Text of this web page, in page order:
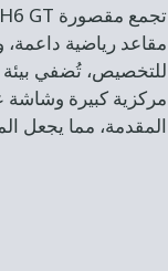
مقاعد رياضية
للتخصيص، تُضفي بيئة
مركزية كبيرة وشاشة
المقدمة، مما يجعل